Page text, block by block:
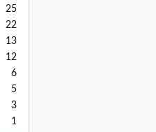
25
22
13
12
6
5
3
1